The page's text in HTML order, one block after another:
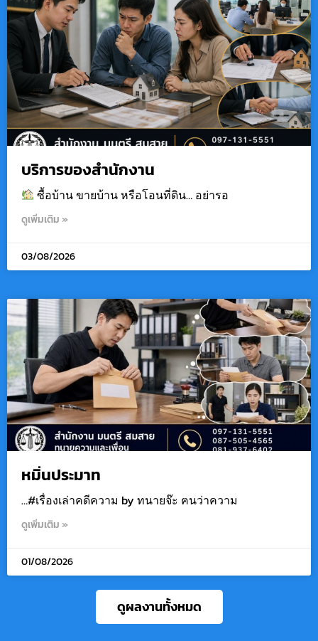
บริการของสำนักงาน
ซื้อบ้าน ขายบ้าน หรือโอนที่ดิน… อย่ารอ
ดูเพิ่มเติม »
03/08/2026
หมิ่นประมาท
…#เรื่องเล่าคดีความ by ทนายจ๊ะ ฅนว่าความ
ดูเพิ่มเติม »
01/08/2026
ดูผลงานทั้งหมด